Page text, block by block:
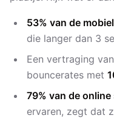
53% van de
die langer dan 3
Een vertraging
bouncerates met
79% van de
ervaren, zegt dat